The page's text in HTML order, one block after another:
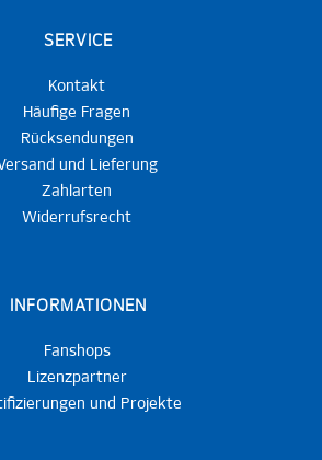
SERVICE
Kontakt
Häufige Fragen
Rücksendungen
und Lieferung
Zahlarten
Widerrufsrecht
INFORMATIONEN
Fanshops
Lizenzpartner
und Projekte